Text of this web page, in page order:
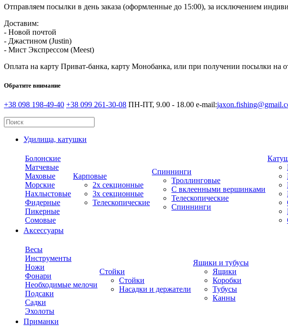
Отправляем посылки в день заказа (оформленные до 15:00), за исключением
Доставим:
- Новой почтой
- Джастином (Justin)
- Мист Экспрессом (Meest)
Оплата на карту Приват-банка, карту Монобанка, или при получении посылки на
Обратите внимание
+38 098 198-49-40 +38 099 261-30-08 ПН-ПТ, 9.00 - 18.00 e-mail:
Удилища, катушки
Болонские
Матчевые
Маховые
Морские
Нахлыстовые
Фидерные
Пикерные
Сомовые
Карповые
2х секционные
3х секционные
Телескопические
Спиннинги
Троллинговые
С вклеенными вершинками
Телескопические
Спиннинги
Аксессуары
Весы
Инструменты
Ножи
Фонари
Необходимые мелочи
Подсаки
Садки
Эхолоты
Стойки
Стойки
Насадки и держатели
Ящики и тубусы
Ящики
Коробки
Тубусы
Канны
Приманки